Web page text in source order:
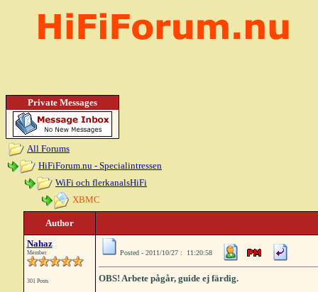
Private Messages
All Forums
HiFiForum.nu - Specialintressen
WiFi och flerkanalsHiFi
XBMC
Author
Nahaz
Member
301 Posts
Posted - 2011/10/27 : 11:20:58
OBS! Arbete pågår, guide ej färdig.